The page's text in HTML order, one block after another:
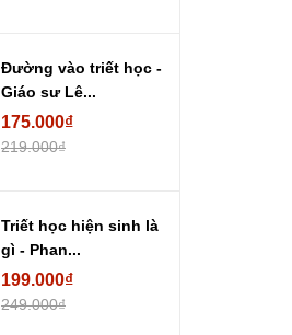
Đường vào triết học -
Giáo sư Lê...
175.000₫
219.000₫
Triết học hiện sinh là
gì - Phan...
199.000₫
249.000₫